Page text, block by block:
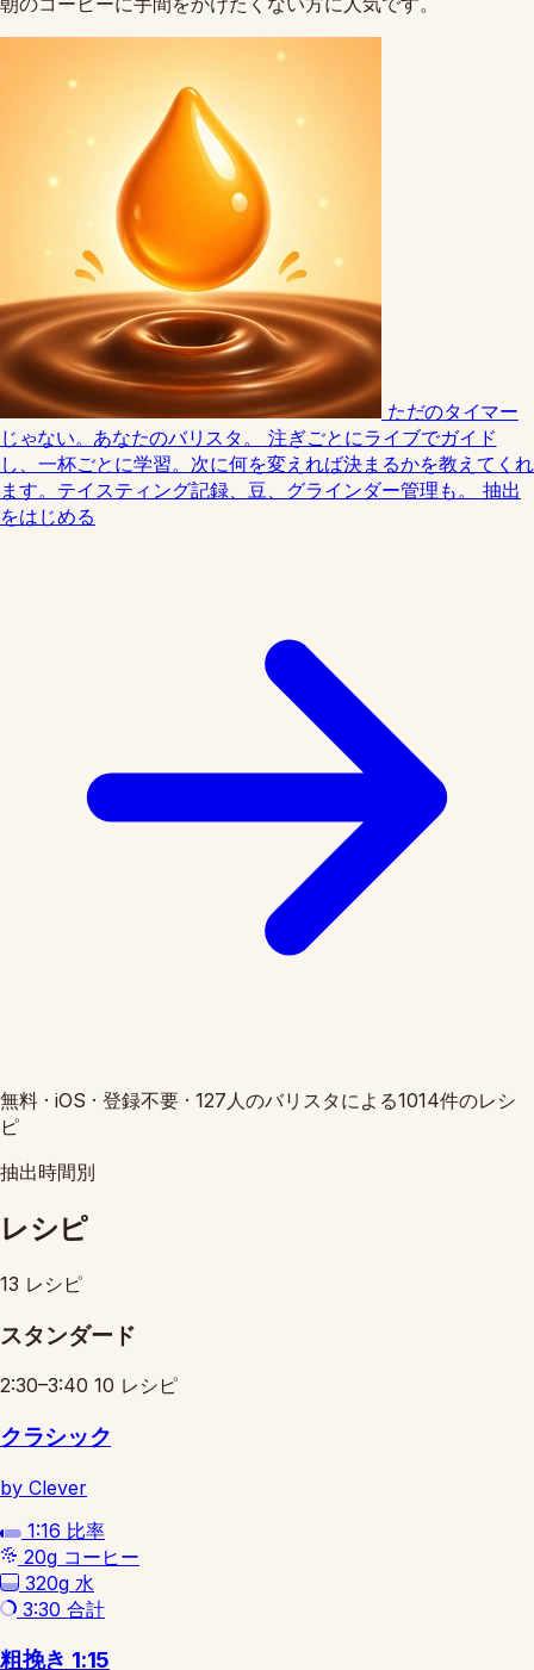
ただのタイマー
じゃない。あなたのバリスタ。
注ぎごとにライブでガイド
し、一杯ごとに学習。次に何を変えれば決まるかを教えてくれ
ます。テイスティング記録、豆、グラインダー管理も。
抽出
をはじめる
無料 · iOS · 登録不要 · 127人のバリスタによる1014件のレシ
ピ
抽出時間別
レシピ
13 レシピ
スタンダード
2:30–3:40 10 レシピ
クラシック
by Clever
1:16 比率
20g コーヒー
320g 水
3:30 合計
粗挽き 1:15